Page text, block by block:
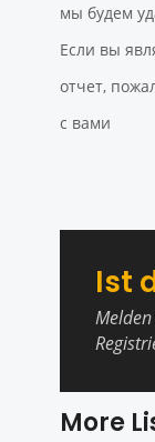
мы будем
Если вы
отчет,
с вами
Ist
More